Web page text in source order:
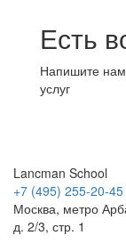
Есть
Напишите
услуг
Lancman School
+7 (495) 255-20-45
Москва, метро
д. 2/3, стр. 1